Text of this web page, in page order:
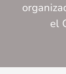
el